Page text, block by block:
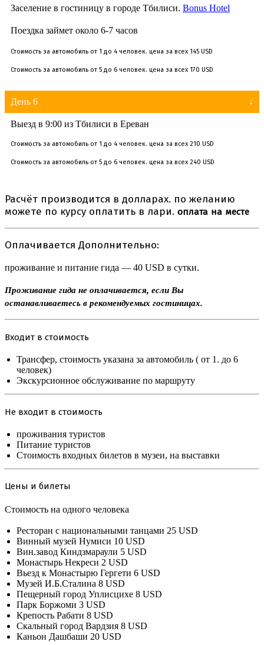
Заселение в гостиницу в городе Тбилиси. Bonus Hotel
Поездка займет около 6-7 часов
Стоимость за автомобиль от 1 до 4 человек. цена за всех 145 USD
Стоимость за автомобиль от 5 до 6 человек. цена за всех 170 USD
День 6
Выезд в 9:00 из Тбилиси в Ереван
Стоимость за автомобиль от 1 до 4 человек. цена за всех 210 USD
Стоимость за автомобиль от 5 до 6 человек. цена за всех 240 USD
Расчёт производится в долларах. по желанию
можете по курсу оплатить в лари. оплата на месте
Оплачивается Дополнительно:
проживание и питание гида — 40 USD в сутки.
Проживание гида не оплачивается, если Вы
останавливаетесь в рекомендуемых гостиницах.
Входит в стоимость
Трансфер, стоимость указана за автомобиль ( от 1. до 6
человек)
Экскурсионное обслуживание по маршруту
Не входит в стоимость
проживания туристов
Питание туристов
Стоимость входных билетов в музеи, на выставки
Цены и билеты
Стоимость на одного человека
Ресторан с национальными танцами 25 USD
Винный музей Нумиси 10 USD
Вин.завод Киндзмараули 5 USD
Монастырь Некреси 2 USD
Вьезд к Монастырю Гергети 6 USD
Музей И.Б.Сталина 8 USD
Пещерный город Уплисцихе 8 USD
Парк Боржоми 3 USD
Крепость Рабати 8 USD
Скальный город Вардзия 8 USD
Каньон Дашбаши 20 USD